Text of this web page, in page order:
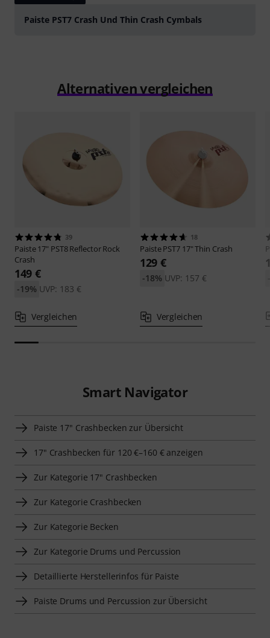
Paiste PST7 Crash Und Thin Crash Cymbals
Alternativen vergleichen
39
Paiste17" PST8 Reflector Rock
Crash
149 €
UVP: 183 €
-19%
Vergleichen
18
PaistePST7 17" Thin Crash
129 €
UVP: 157 €
-18%
Vergleichen
Smart Navigator
Paiste 17" Crashbecken zur Übersicht
17" Crashbecken für 120 €–160 € anzeigen
Zur Kategorie 17" Crashbecken
Zur Kategorie Crashbecken
Zur Kategorie Becken
Zur Kategorie Drums und Percussion
Detaillierte Herstellerinfos für Paiste
Paiste Drums und Percussion zur Übersicht